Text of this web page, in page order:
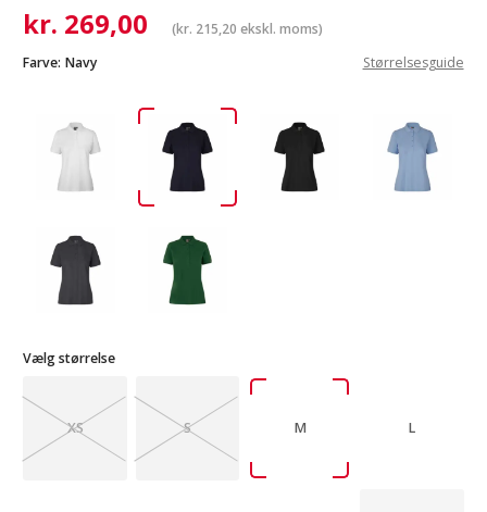
kr. 269,00 (kr. 215,20 ekskl. moms)
Farve: Navy Størrelsesguide
Vælg størrelse
XS S M L